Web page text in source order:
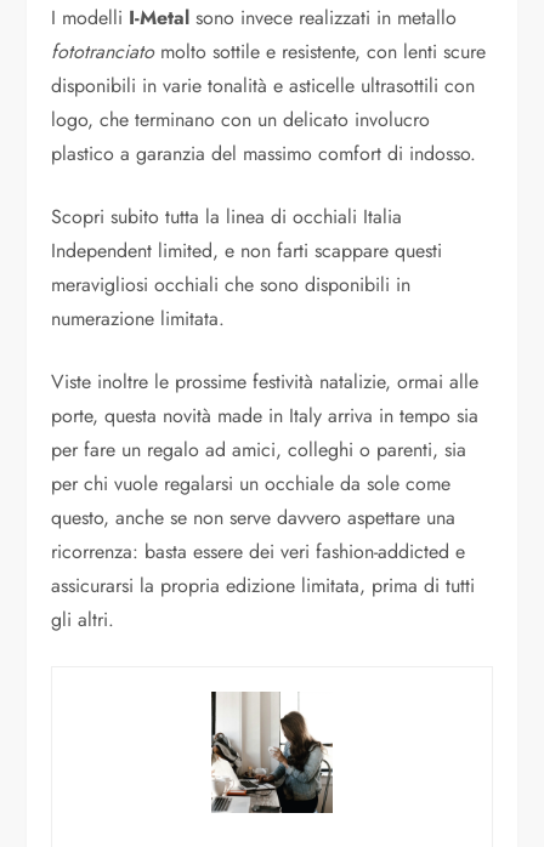
I modelli I-Metal sono invece realizzati in metallo
fototranciatomolto sottile e resistente, con lenti scure
disponibili in varie tonalità e asticelle ultrasottili con
logo, che terminano con un delicato involucro
plastico a garanzia del massimo comfort di indosso.
Scopri subito tutta la linea di occhiali Italia
Independent limited, e non farti scappare questi
meravigliosi occhiali che sono disponibili in
numerazione limitata.
Viste inoltre le prossime festività natalizie, ormai alle
porte, questa novità made in Italy arriva in tempo sia
per fare un regalo ad amici, colleghi o parenti, sia
per chi vuole regalarsi un occhiale da sole come
questo, anche se non serve davvero aspettare una
ricorrenza: basta essere dei veri fashion-addicted e
assicurarsi la propria edizione limitata, prima di tutti
gli altri.